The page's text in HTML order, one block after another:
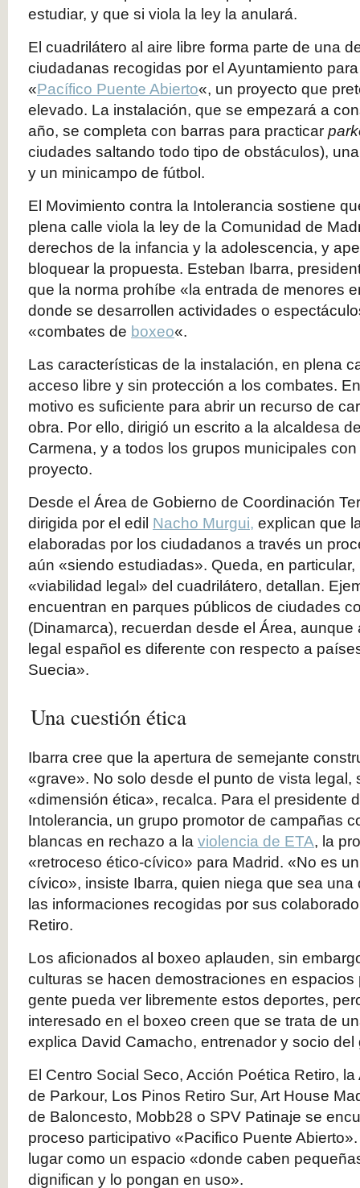
estudiar, y que si viola la ley la anulará.
El cuadrilátero al aire libre forma parte de una
ciudadanas recogidas por el Ayuntamiento
«Pacífico Puente Abierto«, un proyecto que
elevado. La instalación, que se empezará a
año, se completa con barras para practicar
ciudades saltando todo tipo de obstáculos),
y un minicampo de fútbol.
El Movimiento contra la Intolerancia sostiene
plena calle viola la ley de la Comunidad de
derechos de la infancia y la adolescencia, y
bloquear la propuesta. Esteban Ibarra,
que la norma prohíbe «la entrada de menores
donde se desarrollen actividades o
«combates de boxeo«.
Las características de la instalación, en plena
acceso libre y sin protección a los combates.
motivo es suficiente para abrir un recurso de
obra. Por ello, dirigió un escrito a la alcaldesa
Carmena, y a todos los grupos municipales
proyecto.
Desde el Área de Gobierno de Coordinación
dirigida por el edil Nacho Murgui, explican que
elaboradas por los ciudadanos a través un
aún «siendo estudiadas». Queda, en particular,
«viabilidad legal» del cuadrilátero, detallan.
encuentran en parques públicos de ciudades
(Dinamarca), recuerdan desde el Área, aunque
legal español es diferente con respecto a
Suecia».
Una cuestión ética
Ibarra cree que la apertura de semejante
«grave». No solo desde el punto de vista legal,
«dimensión ética», recalca. Para el presidente
Intolerancia, un grupo promotor de campañas
blancas en rechazo a la violencia de ETA, la
«retroceso ético-cívico» para Madrid. «No es
cívico», insiste Ibarra, quien niega que sea
las informaciones recogidas por sus
Retiro.
Los aficionados al boxeo aplauden, sin
culturas se hacen demostraciones en espacios
gente pueda ver libremente estos deportes,
interesado en el boxeo creen que se trata de
explica David Camacho, entrenador y socio del
El Centro Social Seco, Acción Poética Retiro,
de Parkour, Los Pinos Retiro Sur, Art House
de Baloncesto, Mobb28 o SPV Patinaje se
proceso participativo «Pacifico Puente
lugar como un espacio «donde caben
dignifican y lo pongan en uso».